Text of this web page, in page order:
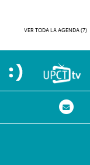
VER TODA LA AGENDA (7)